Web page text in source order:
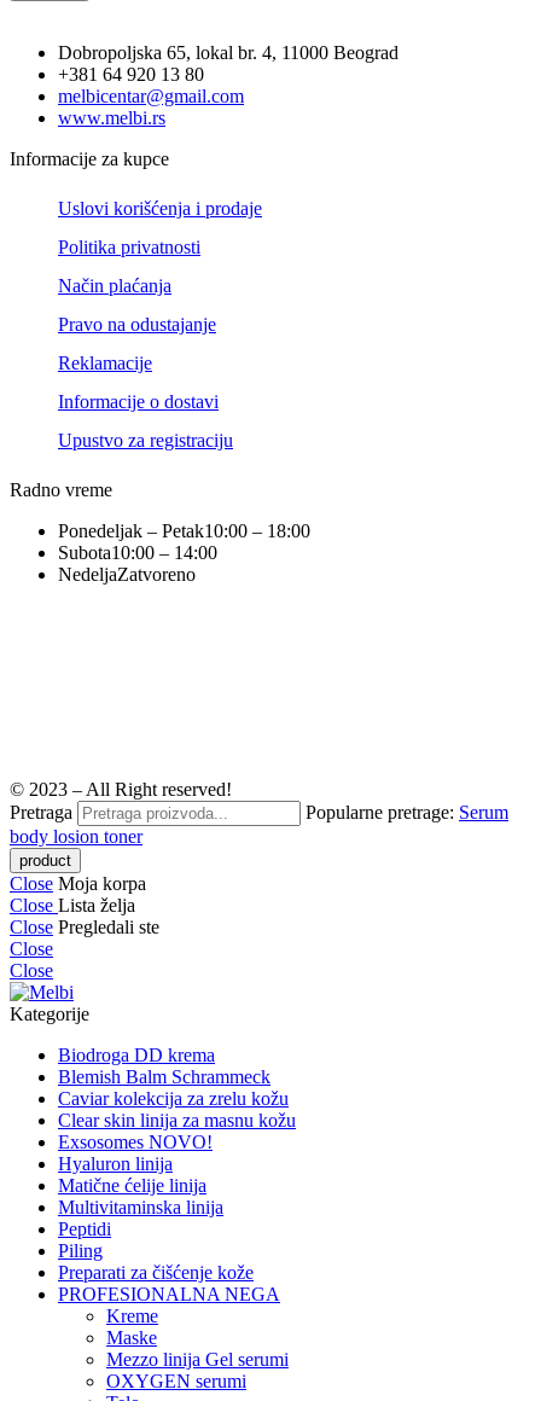
Dobropoljska 65, lokal br. 4, 11000 Beograd
+381 64 920 13 80
melbicentar@gmail.com
www.melbi.rs
Informacije za kupce
Uslovi korišćenja i prodaje
Politika privatnosti
Način plaćanja
Pravo na odustajanje
Reklamacije
Informacije o dostavi
Upustvo za registraciju
Radno vreme
Ponedeljak – Petak10:00 – 18:00
Subota10:00 – 14:00
NedeljaZatvoreno
© 2023 – All Right reserved!
Pretraga
Popularne pretrage: Serum
body losion toner
Close Moja korpa
Close Lista želja
Close Pregledali ste
Close
Close
Kategorije
Biodroga DD krema
Blemish Balm Schrammeck
Caviar kolekcija za zrelu kožu
Clear skin linija za masnu kožu
Exsosomes NOVO!
Hyaluron linija
Matične ćelije linija
Multivitaminska linija
Peptidi
Piling
Preparati za čišćenje kože
PROFESIONALNA NEGA
Kreme
Maske
Mezzo linija Gel serumi
OXYGEN serumi